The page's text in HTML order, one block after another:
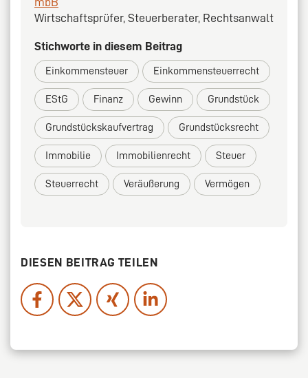
Wirtschaftsprüfer, Steuerberater, Rechtsanwalt
Stichworte in diesem Beitrag
Einkommensteuer Einkommensteuerrecht
EStG Finanz Gewinn Grundstück
Grundstückskaufvertrag Grundstücksrecht
Immobilie Immobilienrecht Steuer
Steuerrecht Veräußerung Vermögen
DIESEN BEITRAG TEILEN